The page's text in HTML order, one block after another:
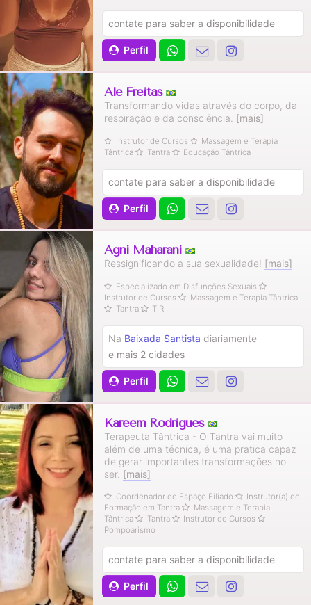
Perfil
contate para saber a disponibilidade
Ale Freitas
Transformando vidas através do corpo, da
respiração e da consciência. [mais]
Instrutor de Cursos
Massagem e Terapia
Tântrica
Tantra Educação Tântrica
Perfil
contate para saber a disponibilidade
Agni Maharani
Ressignificando a sua sexualidade! [mais]
Especializado em Disfunções Sexuais
Instrutor de Cursos
Massagem e Terapia Tântrica
Tantra
TIR
Perfil
Na Baixada Santista diariamente
e mais 2 cidades
Kareem Rodrigues
Terapeuta Tântrica - O Tantra vai muito
além de uma técnica, é uma pratica capaz
de gerar importantes transformações no
ser. [mais]
Coordenador de Espaço Filiado
Instrutor(a) de
Formação em Tantra
Massagem e Terapia
Tântrica
Tantra
Instrutor de Cursos
Pompoarismo
Perfil
contate para saber a disponibilidade